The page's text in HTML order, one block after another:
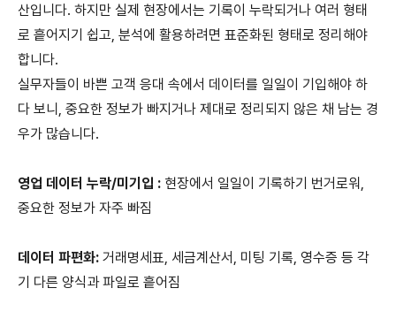
산입니다. 하지만 실제 현장에서는 기록이 누락되거나 여러 형태
로 흩어지기 쉽고, 분석에 활용하려면 표준화된 형태로 정리해야
합니다.
실무자들이 바쁜 고객 응대 속에서 데이터를 일일이 기입해야 하
다 보니, 중요한 정보가 빠지거나 제대로 정리되지 않은 채 남는 경
우가 많습니다.
영업 데이터 누락/미기입 : 현장에서 일일이 기록하기 번거로워,
중요한 정보가 자주 빠짐
데이터 파편화: 거래명세표, 세금계산서, 미팅 기록, 영수증 등 각
기 다른 양식과 파일로 흩어짐